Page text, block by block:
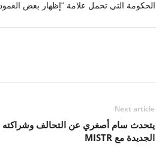
الحكومة التي تحمل علامة “إظهار بعض
Next article
يتحدث سام أصغري عن التحالف وشراكته
الجديدة مع MISTR